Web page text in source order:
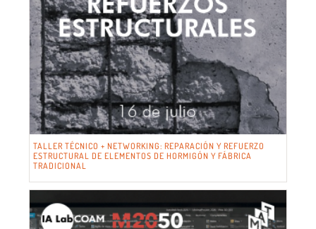
TALLER TÉCNICO + NETWORKING: REPARACIÓN Y REFUERZO
ESTRUCTURAL DE ELEMENTOS DE HORMIGÓN Y FÁBRICA
TRADICIONAL